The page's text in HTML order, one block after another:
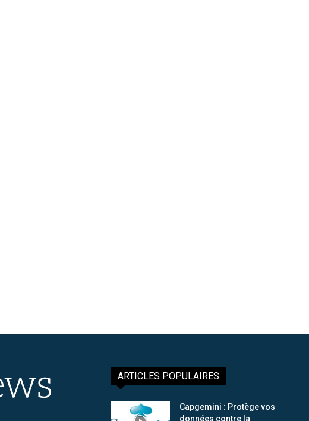
ARTICLES POPULAIRES
Capgemini : Protège vos
données contre la